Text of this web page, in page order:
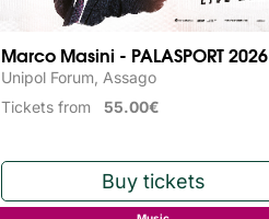
Marco Masini - PALASPORT 2026
Unipol Forum, Assago
Tickets from 55.00€